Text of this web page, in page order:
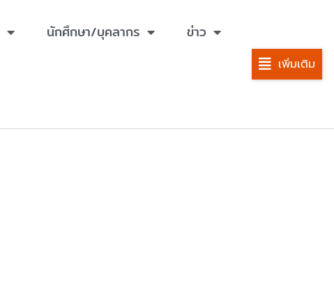
นักศึกษา/บุคลากร ข่าว
เพิ่มเติม